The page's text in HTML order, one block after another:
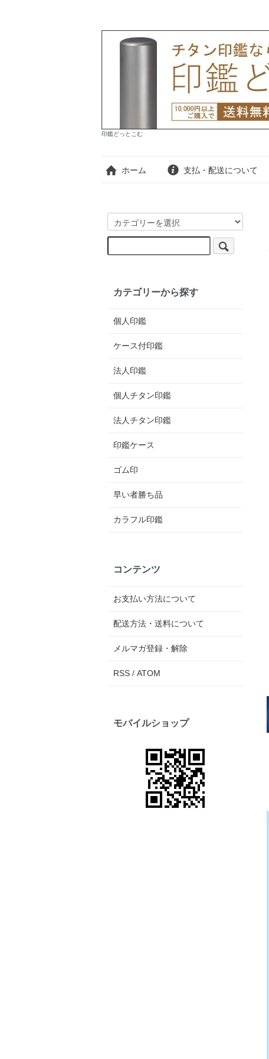
印鑑どっとこむ
ホーム 支払・配送について
カテゴリーから探す
個人印鑑
ケース付印鑑
法人印鑑
個人チタン印鑑
法人チタン印鑑
印鑑ケース
ゴム印
早い者勝ち品
カラフル印鑑
コンテンツ
お支払い方法について
配送方法・送料について
メルマガ登録・解除
RSS / ATOM
モバイルショップ